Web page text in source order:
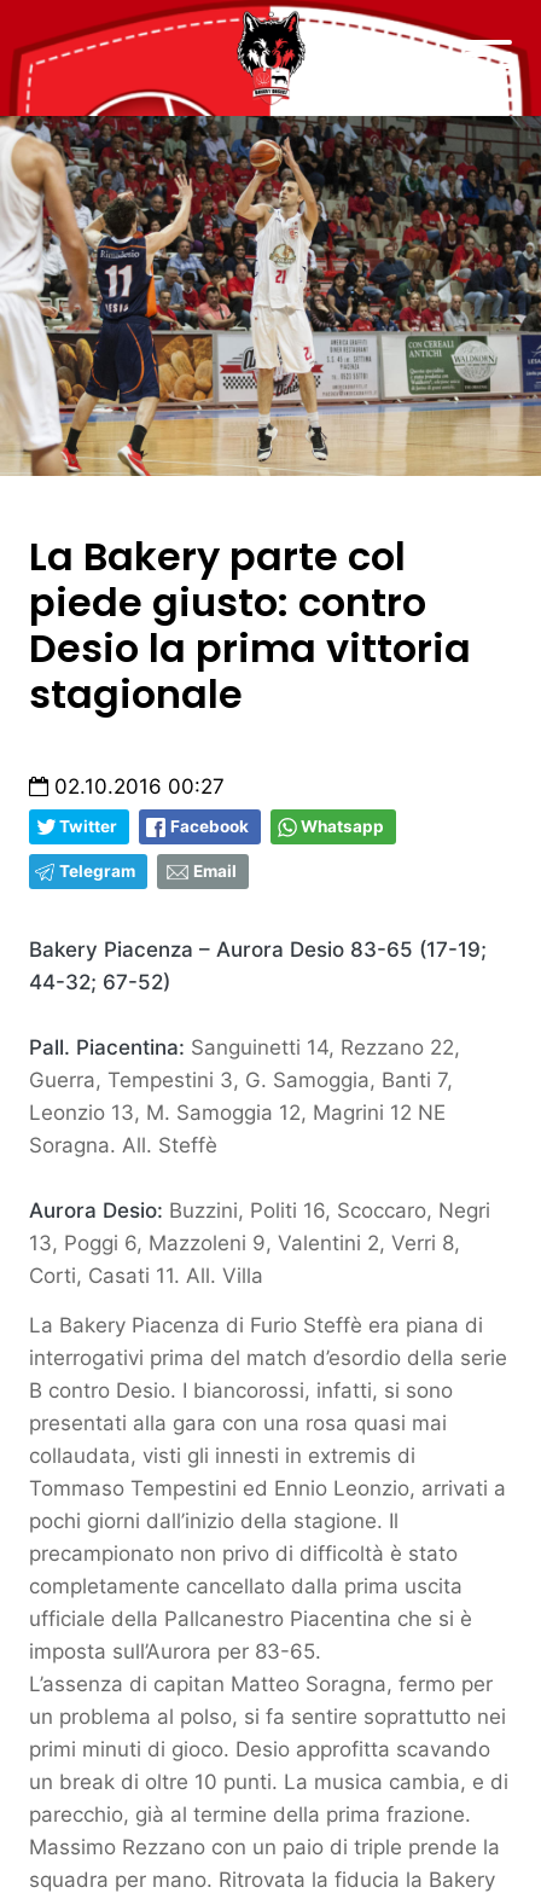
La Bakery parte col
piede giusto: contro
Desio la prima vittoria
stagionale
02.10.2016 00:27
Twitter Facebook Whatsapp
Telegram Email
Bakery Piacenza – Aurora Desio 83-65 (17-19;
44-32; 67-52)
Pall. Piacentina: Sanguinetti 14, Rezzano 22,
Guerra, Tempestini 3, G. Samoggia, Banti 7,
Leonzio 13, M. Samoggia 12, Magrini 12 NE
Soragna. All. Steffè
Aurora Desio: Buzzini, Politi 16, Scoccaro, Negri
13, Poggi 6, Mazzoleni 9, Valentini 2, Verri 8,
Corti, Casati 11. All. Villa
La Bakery Piacenza di Furio Steffè era piana di
interrogativi prima del match d’esordio della serie
B contro Desio. I biancorossi, infatti, si sono
presentati alla gara con una rosa quasi mai
collaudata, visti gli innesti in extremis di
Tommaso Tempestini ed Ennio Leonzio, arrivati a
pochi giorni dall’inizio della stagione. Il
precampionato non privo di difficoltà è stato
completamente cancellato dalla prima uscita
ufficiale della Pallcanestro Piacentina che si è
imposta sull’Aurora per 83-65.
L’assenza di capitan Matteo Soragna, fermo per
un problema al polso, si fa sentire soprattutto nei
primi minuti di gioco. Desio approfitta scavando
un break di oltre 10 punti. La musica cambia, e di
parecchio, già al termine della prima frazione.
Massimo Rezzano con un paio di triple prende la
squadra per mano. Ritrovata la fiducia la Bakery